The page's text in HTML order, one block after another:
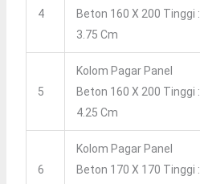
4
Beton 160 X 200 Tinggi :
3.75 Cm
5
Kolom Pagar Panel
Beton 160 X 200 Tinggi :
4.25 Cm
6
Kolom Pagar Panel
Beton 170 X 170 Tinggi :